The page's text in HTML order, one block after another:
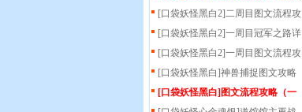
[口袋妖怪黑白2]二周目图文流程攻
[口袋妖怪黑白2]一周目冠军之路详
[口袋妖怪黑白2]一周目图文流程攻
[口袋妖怪黑白]神兽捕捉图文攻略
[口袋妖怪黑白]图文流程攻略（一